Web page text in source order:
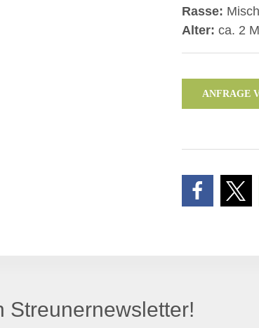
Rasse:
Alter: ca. 2
ANFRAGE
Streunernewsletter!